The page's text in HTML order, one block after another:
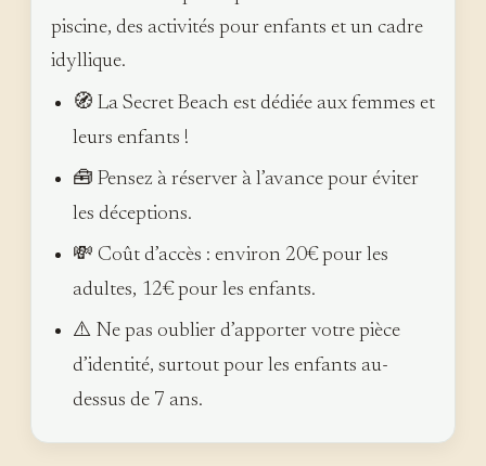
piscine, des activités pour enfants et un cadre
idyllique.
🧭 La Secret Beach est dédiée aux femmes et
leurs enfants !
🧰 Pensez à réserver à l’avance pour éviter
les déceptions.
💸 Coût d’accès : environ 20€ pour les
adultes, 12€ pour les enfants.
⚠️ Ne pas oublier d’apporter votre pièce
d’identité, surtout pour les enfants au-
dessus de 7 ans.